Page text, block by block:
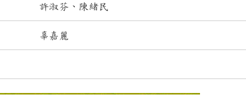
許淑芬、陳緒民
辜嘉麗